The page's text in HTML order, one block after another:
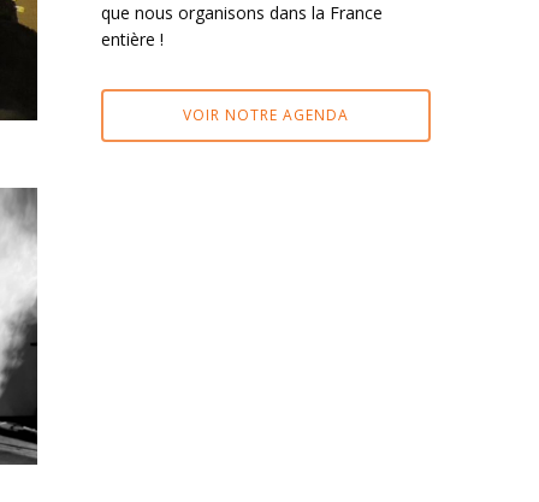
que nous organisons dans la France
entière !
VOIR NOTRE AGENDA